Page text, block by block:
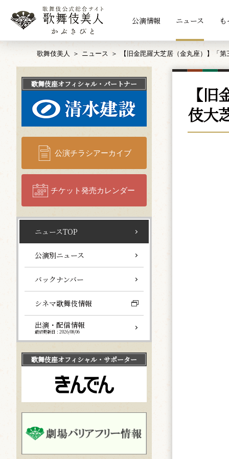
公演情報 ニュース
歌舞伎美人 ニュース 【旧金毘羅大芝居（金丸座）】「
【
伎大
歌舞伎座オフィシャル・パートナー
公演チラシアーカイブ
チケット発売カレンダー
ニュースTOP
公演別ニュース
バックナンバー
シネマ歌舞伎情報
出演・配信情報
最終更新日：2026/08/06
歌舞伎座オフィシャル・サポーター